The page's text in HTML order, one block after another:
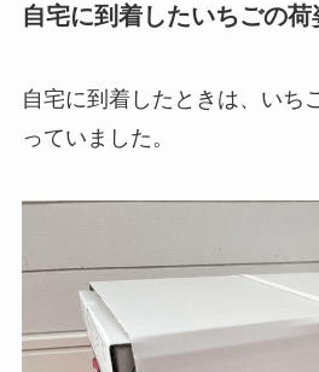
自宅に到着したいちごの荷
自宅に到着したときは、いち
っていました。